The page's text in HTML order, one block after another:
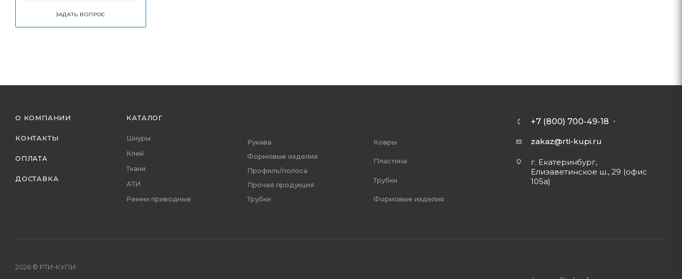
ЗАДАТЬ ВОПРОС
О КОМПАНИИ
КОНТАКТЫ
ОПЛАТА
ДОСТАВКА
КАТАЛОГ
Шнуры
Клей
Ткани
АТИ
Ремни приводные
Рукава
Формовые изделия
Профиль/полоса
Прочая продукция
Трубки
Ковры
Пластина
Трубки
Формовые изделия
+7 (800) 700-49-18
zakaz@rti-kupi.ru
г. Екатеринбург,
Елизаветинское ш., 29 (офис
105а)
2026 © РТИ-КУПИ